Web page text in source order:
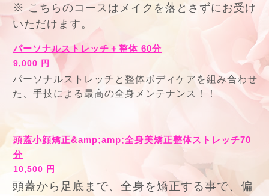
※ こちらのコースはメイクを落とさずにお受け
いただけます。
パーソナルストレッチ＋整体 60分
9,000 円
パーソナルストレッチと整体ボディケアを組み合わせ
た、手技による最高の全身メンテナンス！！
頭蓋小顔矯正&amp;amp;全身美矯正整体ストレッチ70
分
10,500 円
頭蓋から足底まで、全身を矯正する事で、偏